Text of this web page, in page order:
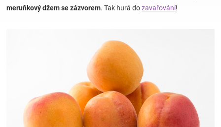
Hračky
meruňkový džem se zázvorem. Tak hurá dozavařování!